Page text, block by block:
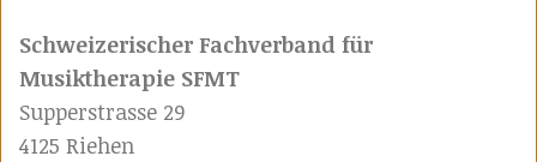
Schweizerischer Fachverband für
Musiktherapie SFMT
Supperstrasse 29
4125 Riehen